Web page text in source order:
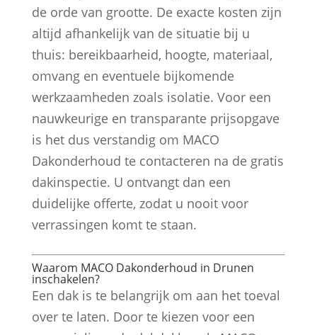
de orde van grootte. De exacte kosten zijn
altijd afhankelijk van de situatie bij u
thuis: bereikbaarheid, hoogte, materiaal,
omvang en eventuele bijkomende
werkzaamheden zoals isolatie. Voor een
nauwkeurige en transparante prijsopgave
is het dus verstandig om MACO
Dakonderhoud te contacteren na de gratis
dakinspectie. U ontvangt dan een
duidelijke offerte, zodat u nooit voor
verrassingen komt te staan.
Waarom MACO Dakonderhoud in Drunen
inschakelen?
Een dak is te belangrijk om aan het toeval
over te laten. Door te kiezen voor een